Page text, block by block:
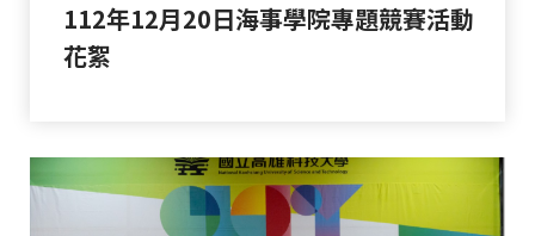
112年12月20日海事學院專題競賽活動
花絮